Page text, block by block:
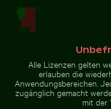
Ruhiger
Alle Lizenzen gelten
erlauben die
Anwendungsbereichen.
zugänglich gemacht
mit der